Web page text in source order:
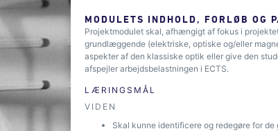
MODULETS INDHOLD, FORLØB OG
Projektmodulet skal, afhængigt af fokus i
grundlæggende (elektriske, optiske og/eller
aspekter af den klassiske optik eller give den
afspejler arbejdsbelastningen i ECTS.
LÆRINGSMÅL
VIDEN
Skal kunne identificere og redegøre for